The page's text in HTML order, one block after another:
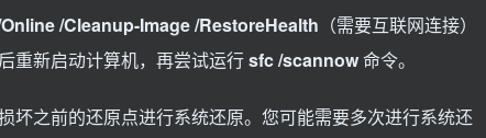
/Cleanup-Image /RestoreHealth （需要互联网连接）
重新启动计算机，再尝试运行sfc /scannow命令。
坏之前的还原点进行系统还原。您可能需要多次进行系统还